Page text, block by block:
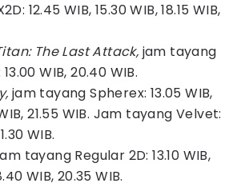
12.45 WIB, 15.30 WIB, 18.15 WIB,
The Last Attack, jam tayang
WIB, 20.40 WIB.
jam tayang Spherex: 13.05 WIB,
WIB, 21.55 WIB. Jam tayang Velvet:
WIB.
tayang Regular 2D: 13.10 WIB,
WIB, 20.35 WIB.